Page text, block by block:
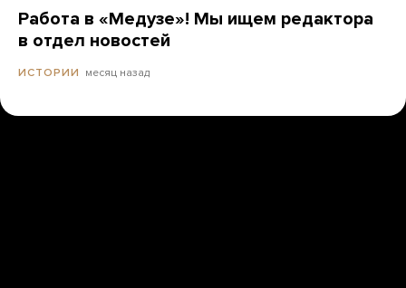
Работа в «Медузе»! Мы ищем редактора
в отдел новостей
ИСТОРИИ месяц назад